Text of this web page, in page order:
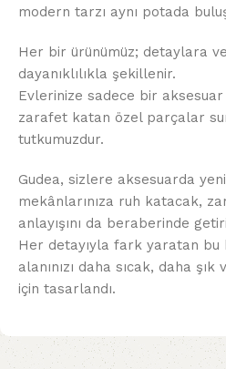
modern tarzı aynı potada
Her bir ürünümüz; detaylara
dayanıklılıkla şekillenir.
Evlerinize sadece bir
zarafet katan özel parçalar
tutkumuzdur.
Gudea, sizlere aksesuarda
mekânlarınıza ruh katacak,
anlayışını da beraberinde
Her detayıyla fark yaratan bu
alanınızı daha sıcak, daha
için tasarlandı.